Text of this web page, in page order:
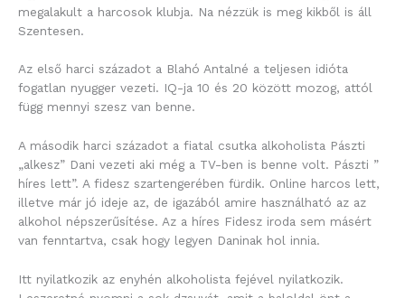
megalakult a harcosok klubja. Na nézzük is meg kikből is áll
Szentesen.
Az első harci századot a Blahó Antalné a teljesen idióta
fogatlan nyugger vezeti. IQ-ja 10 és 20 között mozog, attól
függ mennyi szesz van benne.
A második harci századot a fiatal csutka alkoholista Pászti
„alkesz” Dani vezeti aki még a TV-ben is benne volt. Pászti ”
híres lett”. A fidesz szartengerében fürdik. Online harcos lett,
illetve már jó ideje az, de igazából amire használható az az
alkohol népszerűsítése. Az a híres Fidesz iroda sem másért
van fenntartva, csak hogy legyen Daninak hol innia.
Itt nyilatkozik az enyhén alkoholista fejével nyilatkozik.